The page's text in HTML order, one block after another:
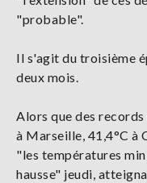
"probable".
Il s'agit du troisième
deux mois.
Alors que des
à Marseille, 41,4°C à
"les températures
hausse" jeudi,